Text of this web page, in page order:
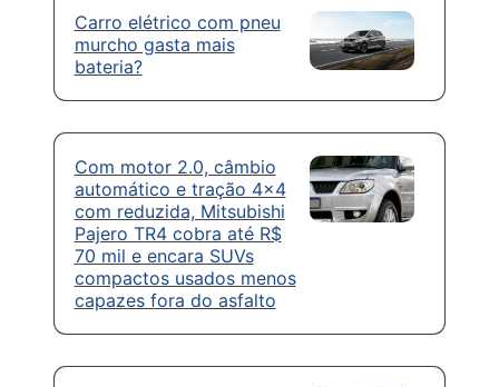
Carro elétrico com pneu
murcho gasta mais
bateria?
Com motor 2.0, câmbio
automático e tração 4×4
com reduzida, Mitsubishi
Pajero TR4 cobra até R$
70 mil e encara SUVs
compactos usados menos
capazes fora do asfalto